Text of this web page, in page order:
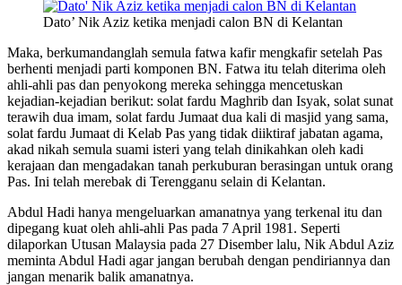
Dato’ Nik Aziz ketika menjadi calon BN di Kelantan
Maka, berkumandanglah semula fatwa kafir mengkafir setelah Pas
berhenti menjadi parti komponen BN. Fatwa itu telah diterima oleh
ahli-ahli pas dan penyokong mereka sehingga mencetuskan
kejadian-kejadian berikut: solat fardu Maghrib dan Isyak, solat sunat
terawih dua imam, solat fardu Jumaat dua kali di masjid yang sama,
solat fardu Jumaat di Kelab Pas yang tidak diiktiraf jabatan agama,
akad nikah semula suami isteri yang telah dinikahkan oleh kadi
kerajaan dan mengadakan tanah perkuburan berasingan untuk orang
Pas. Ini telah merebak di Terengganu selain di Kelantan.
Abdul Hadi hanya mengeluarkan amanatnya yang terkenal itu dan
dipegang kuat oleh ahli-ahli Pas pada 7 April 1981. Seperti
dilaporkan Utusan Malaysia pada 27 Disember lalu, Nik Abdul Aziz
meminta Abdul Hadi agar jangan berubah dengan pendiriannya dan
jangan menarik balik amanatnya.